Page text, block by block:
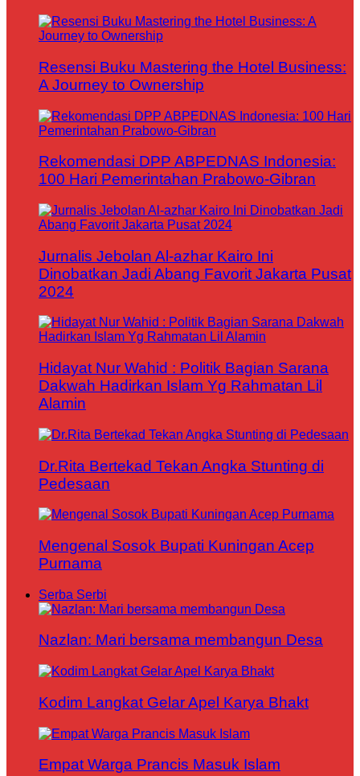
Resensi Buku Mastering the Hotel Business:
A Journey to Ownership
Rekomendasi DPP ABPEDNAS Indonesia:
100 Hari Pemerintahan Prabowo-Gibran
Jurnalis Jebolan Al-azhar Kairo Ini
Dinobatkan Jadi Abang Favorit Jakarta Pusat
2024
Hidayat Nur Wahid : Politik Bagian Sarana
Dakwah Hadirkan Islam Yg Rahmatan Lil
Alamin
Dr.Rita Bertekad Tekan Angka Stunting di
Pedesaan
Mengenal Sosok Bupati Kuningan Acep
Purnama
Serba Serbi
Nazlan: Mari bersama membangun Desa
Kodim Langkat Gelar Apel Karya Bhakt
Empat Warga Prancis Masuk Islam